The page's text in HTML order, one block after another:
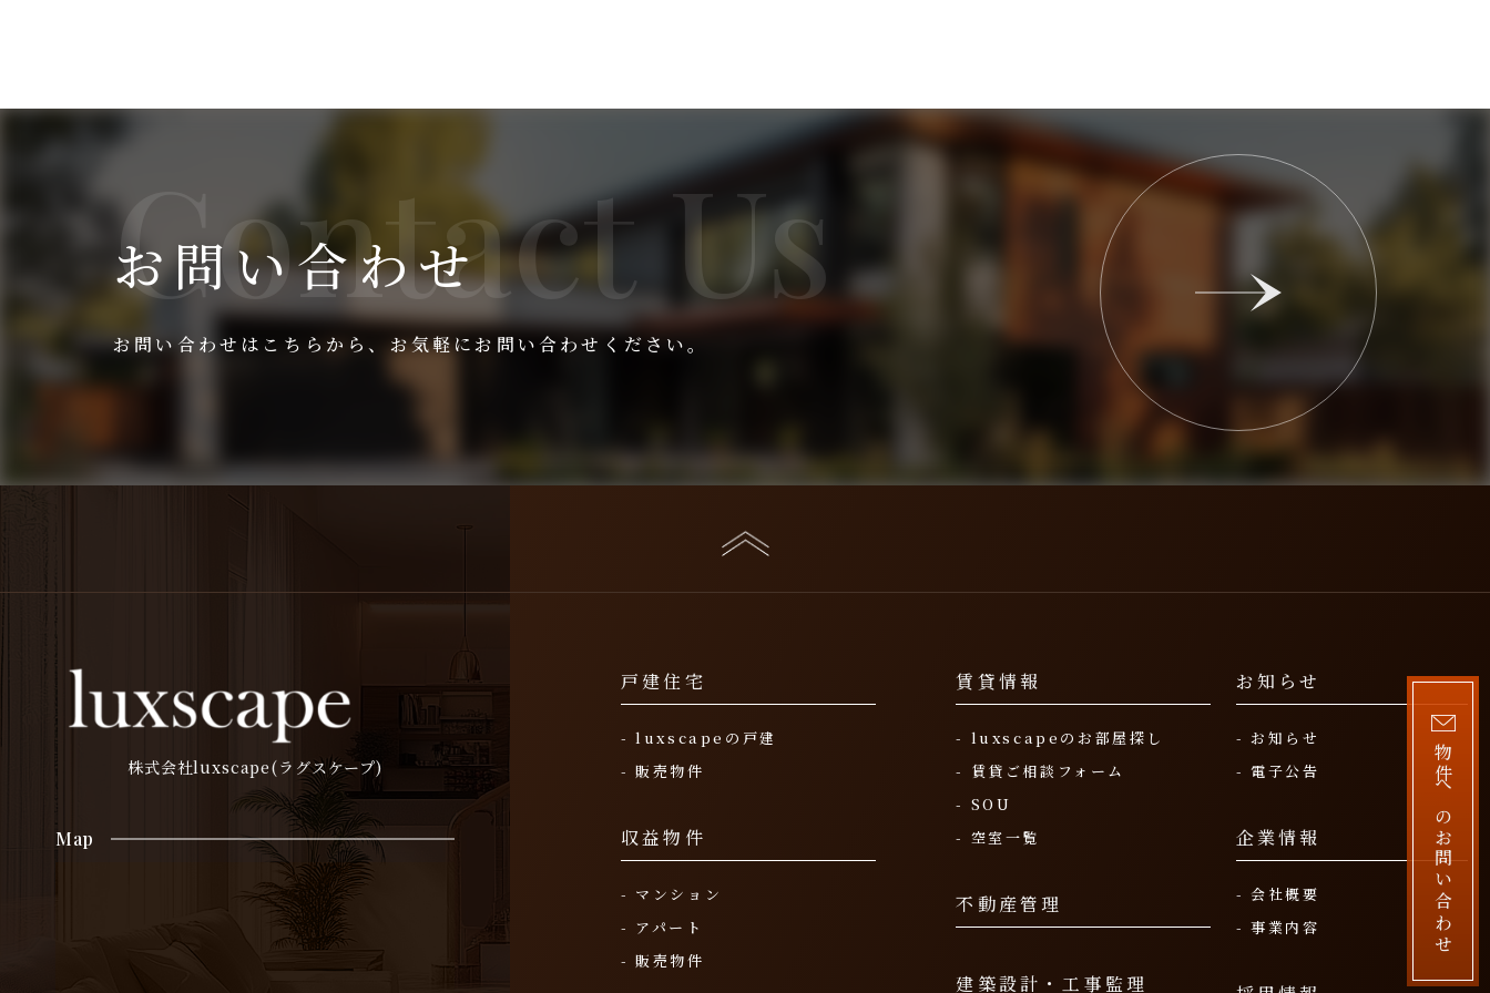
お問い合わせ
お問い合わせはこちらから、 お気軽にお問い合わせください。
物件へのお問い合わせ
株式会社luxscape(ラグスケープ)
Map
戸建住宅
- luxscapeの戸建
- 販売物件
収益物件
- マンション
- アパート
- 販売物件
賃貸情報
- luxscapeのお部屋探し
- 賃貸ご相談フォーム
- SOU
- 空室一覧
不動産管理
建築設計・工事監理
お知らせ
- お知らせ
- 電子公告
企業情報
- 会社概要
- 事業内容